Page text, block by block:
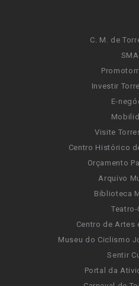
C. M. de
Investir
E-
Visite
Centro Histórico
Orçamento
Arquivo
Biblioteca
Teatro-
Centro de Artes
Museu do Ciclismo
Sentir
Portal da